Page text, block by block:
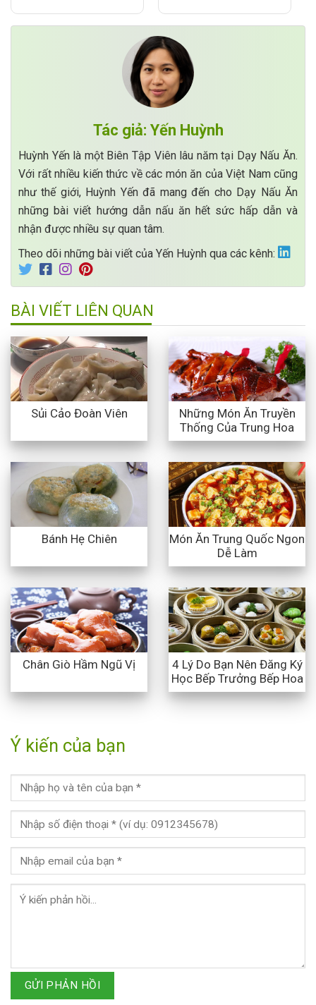
Tác giả: Yến Huỳnh
Huỳnh Yến là một Biên Tập Viên lâu năm tại Dạy Nấu Ăn.
Với rất nhiều kiến thức về các món ăn của Việt Nam cũng
như thế giới, Huỳnh Yến đã mang đến cho Dạy Nấu Ăn
những bài viết hướng dẫn nấu ăn hết sức hấp dẫn và
nhận được nhiều sự quan tâm.
Theo dõi những bài viết của Yến Huỳnh qua các kênh:
BÀI VIẾT LIÊN QUAN
Sủi Cảo Đoàn Viên
Những Món Ăn Truyền
Thống Của Trung Hoa
Bánh Hẹ Chiên
Món Ăn Trung Quốc Ngon
Dễ Làm
Chân Giò Hầm Ngũ Vị
4 Lý Do Bạn Nên Đăng Ký
Học Bếp Trưởng Bếp Hoa
Ý kiến của bạn
GỬI PHẢN HỒI